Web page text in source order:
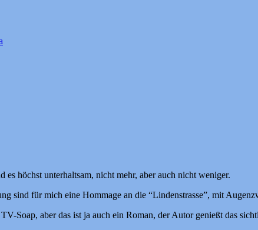
es höchst unterhaltsam, nicht mehr, aber auch nicht weniger.
sind für mich eine Hommage an die “Lindenstrasse”, mit
Soap, aber das ist ja auch ein Roman, der Autor genießt das